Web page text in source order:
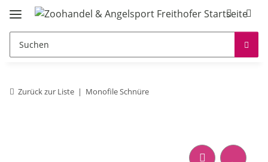
Zurück zur Liste Monofile Schnüre